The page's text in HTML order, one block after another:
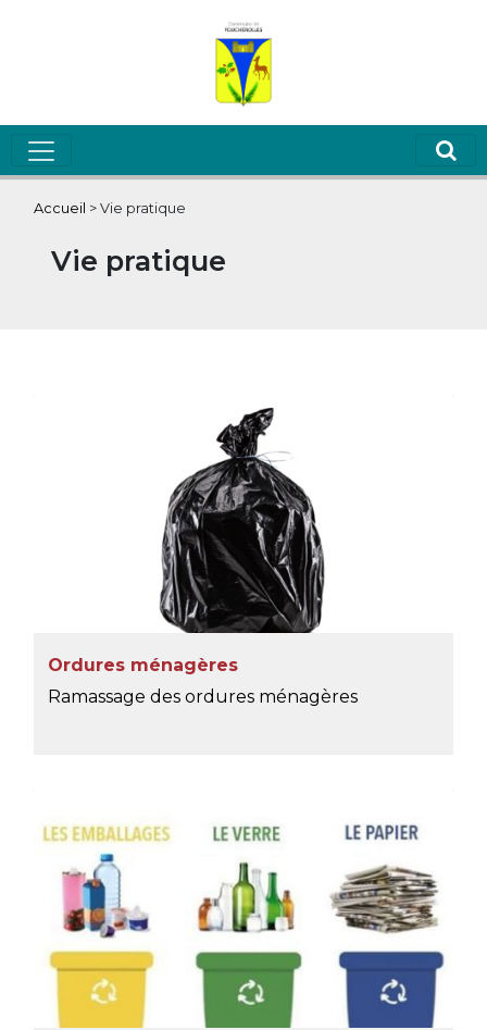
Accueil > Vie pratique
Vie pratique
Ordures ménagères
Ramassage des ordures ménagères